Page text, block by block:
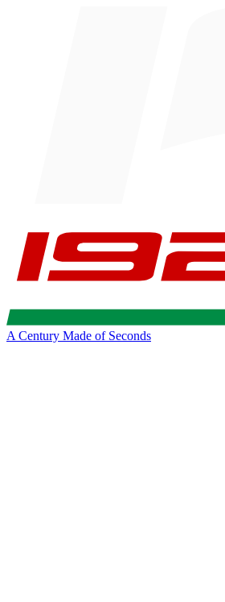
A Century Made of Seconds